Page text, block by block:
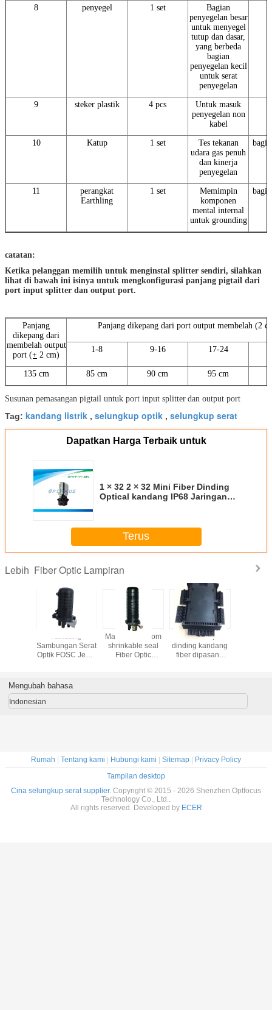
8 penyegel 1 set
Bagian
penyegelan besar
untuk menyegel
tutup dan dasar,
yang berbeda
bagian
penyegelan kecil
untuk serat
penyegelan
9 steker plastik 4 pcs
Untuk masuk
penyegelan non
kabel
10 Katup 1 set
Tes tekanan
udara gas penuh
dan kinerja
penyegelan
11
perangkat
Earthling
1 set
Memimpin
komponen
mental internal
untuk grounding
catatan:
Ketika pelanggan memilih untuk menginstal splitter sendiri, silahkan
lihat di bawah ini isinya untuk mengkonfigurasi panjang pigtail dari
port input splitter dan output port.
Panjang
dikepang dari
membelah output
port (+ 2 cm)
Panjang dikepang dari port output membelah (2
1-8 9-16 17-24
135 cm 85 cm 90 cm 95 cm
Susunan pemasangan pigtail untuk port input splitter dan output port
Tag: kandang listrik , selungkup optik , selungkup serat
Dapatkan Harga Terbaik untuk
1 × 32 2 × 32 Mini Fiber Dinding
Optical kandang IP68 Jaringan
Terus
Lebih Fiber Optic Lampiran
Kandang
Sambungan Serat
Optik FOSC Jenis
Jaringan Tulang
Punggung / FTTH
Max 6 baki doom
shrinkable seal
Fiber Optic
IP68 4 nampan
dinding kandang
fiber dipasang
Mengubah bahasa
Indonesian
Rumah | Tentang kami | Hubungi kami | Sitemap | Privacy Policy
Tampilan desktop
Cina selungkup serat supplier. Copyright © 2015 - 2026 Shenzhen Optfocus
Technology Co., Ltd..
All rights reserved. Developed by ECER